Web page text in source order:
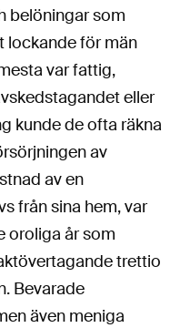
belöningar som
lockande för män
var fattig,
eller
kunde de ofta räkna
av
av en
från sina hem, var
oroliga år som
trettio
Bevarade
även meniga